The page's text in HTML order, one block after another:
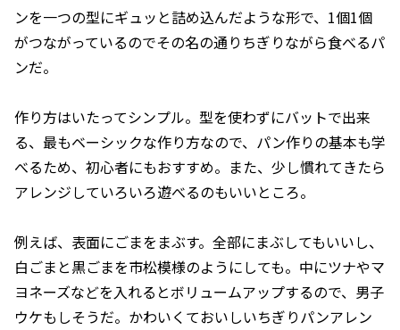
ンを一つの型にギュッと詰め込んだような形で、1個1個
がつながっているのでその名の通りちぎりながら食べるパ
ンだ。
作り方はいたってシンプル。型を使わずにバットで出来
る、最もベーシックな作り方なので、パン作りの基本も学
べるため、初心者にもおすすめ。また、少し慣れてきたら
アレンジしていろいろ遊べるのもいいところ。
例えば、表面にごまをまぶす。全部にまぶしてもいいし、
白ごまと黒ごまを市松模様のようにしても。中にツナやマ
ヨネーズなどを入れるとボリュームアップするので、男子
ウケもしそうだ。かわいくておいしいちぎりパンアレン